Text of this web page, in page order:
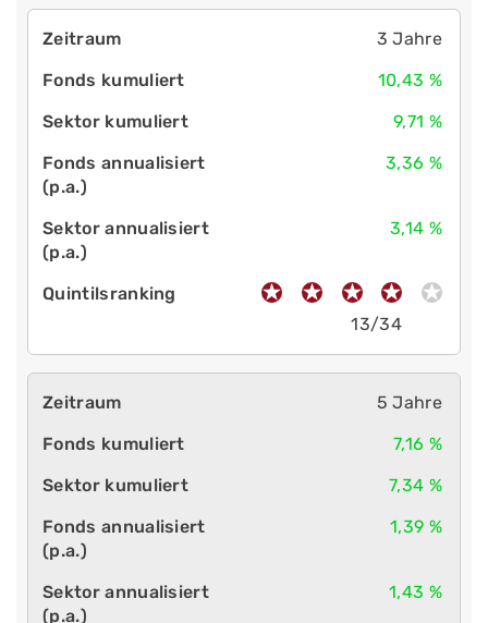
3 Jahre
10,43 %
9,71 %
3,36 %
3,14 %
13/34
5 Jahre
7,16 %
7,34 %
1,39 %
1,43 %